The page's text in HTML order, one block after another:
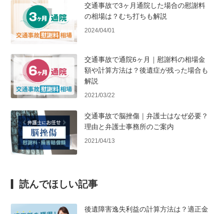
交通事故で3ヶ月通院した場合の慰謝料
の相場は？むち打ちも解説
2024/04/01
交通事故で通院6ヶ月｜慰謝料の相場金
額や計算方法は？後遺症が残った場合も
解説
2021/03/22
交通事故で脳挫傷｜弁護士はなぜ必要？
理由と弁護士事務所のご案内
2021/04/13
読んでほしい記事
後遺障害逸失利益の計算方法は？適正金